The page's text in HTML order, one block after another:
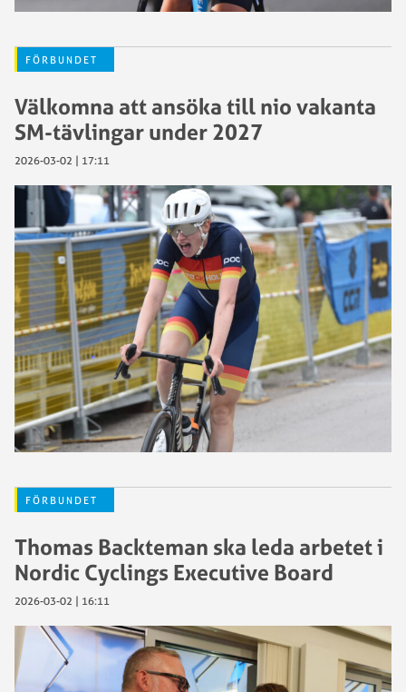
FÖRBUNDET
Välkomna att ansöka till nio vakanta
SM-tävlingar under 2027
2026-03-02 | 17:11
FÖRBUNDET
Thomas Backteman ska leda arbetet i
Nordic Cyclings Executive Board
2026-03-02 | 16:11